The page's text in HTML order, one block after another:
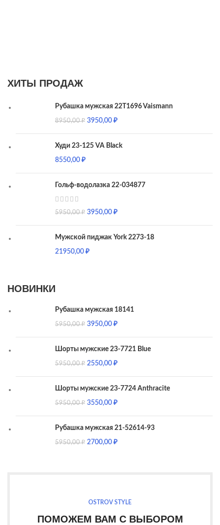
ХИТЫ ПРОДАЖ
Рубашка мужская 22T1696 Vaismann
8950,00₽ 3950,00₽
Худи 23-125 VA Black
8550,00₽
Гольф-водолазка 22-034877
5950,00₽ 3950,00₽
Мужской пиджак York 2273-18
21950,00₽
НОВИНКИ
Рубашка мужская 18141
5950,00₽ 3950,00₽
Шорты мужские 23-7721 Blue
5950,00₽ 2550,00₽
Шорты мужские 23-7724 Anthracite
5950,00₽ 3550,00₽
Рубашка мужская 21-52614-93
5950,00₽ 2700,00₽
OSTROV STYLE
ПОМОЖЕМ ВАМ С ВЫБОРОМ